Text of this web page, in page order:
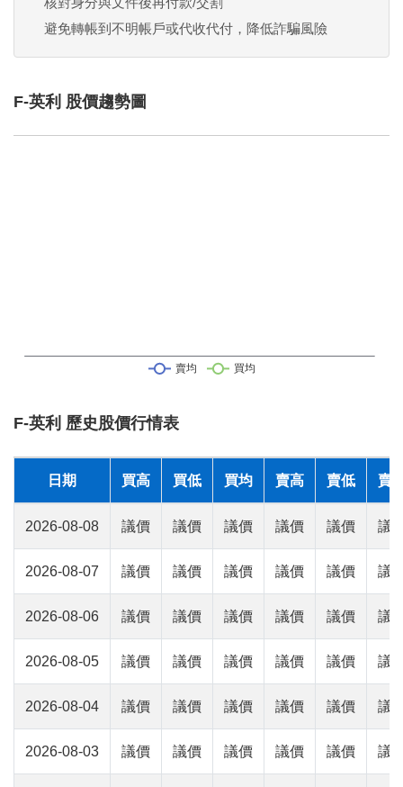
避免轉帳到不明帳戶或代收代付，降低詐騙風險
F-英利 股價趨勢圖
F-英利 歷史股價行情表
日期 買高 買低 買均 賣高 賣低 賣
2026-08-08 議價 議價 議價 議價 議價 議
2026-08-07 議價 議價 議價 議價 議價 議
2026-08-06 議價 議價 議價 議價 議價 議
2026-08-05 議價 議價 議價 議價 議價 議
2026-08-04 議價 議價 議價 議價 議價 議
2026-08-03 議價 議價 議價 議價 議價 議